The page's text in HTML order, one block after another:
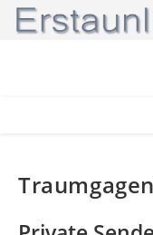
Zum
Inhalt